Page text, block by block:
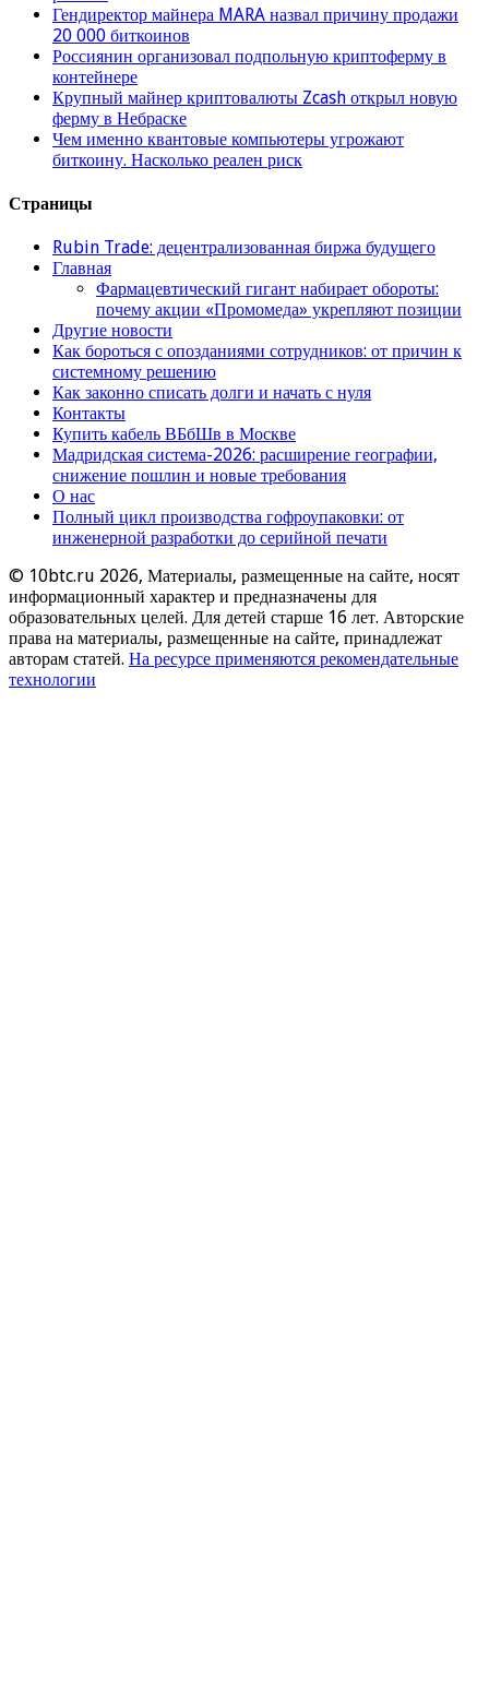
Гендиректор майнера MARA назвал причину продажи
20 000 биткоинов
Россиянин организовал подпольную криптоферму в
контейнере
Крупный майнер криптовалюты Zcash открыл новую
ферму в Небраске
Чем именно квантовые компьютеры угрожают
биткоину. Насколько реален риск
Страницы
Rubin Trade: децентрализованная биржа будущего
Главная
Фармацевтический гигант набирает обороты:
почему акции «Промомеда» укрепляют позиции
Другие новости
Как бороться с опозданиями сотрудников: от причин к
системному решению
Как законно списать долги и начать с нуля
Контакты
Купить кабель ВБбШв в Москве
Мадридская система-2026: расширение географии,
снижение пошлин и новые требования
О нас
Полный цикл производства гофроупаковки: от
инженерной разработки до серийной печати
© 10btc.ru 2026, Материалы, размещенные на сайте, носят
информационный характер и предназначены для
образовательных целей. Для детей старше 16 лет. Авторские
права на материалы, размещенные на сайте, принадлежат
авторам статей. На ресурсе применяются рекомендательные
технологии